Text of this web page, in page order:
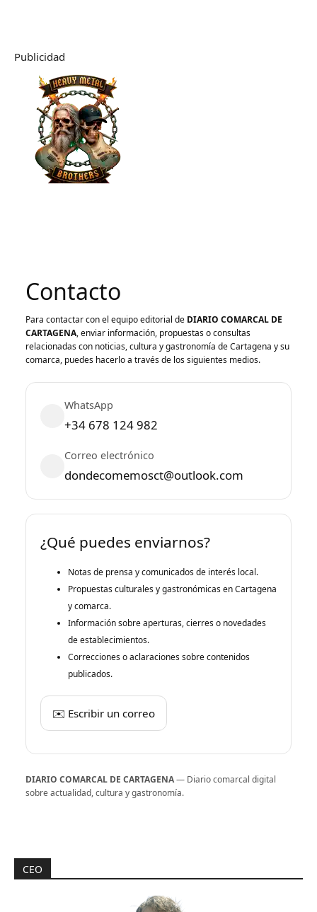
Publicidad
Contacto
Para contactar con el equipo editorial de DIARIO COMARCAL DE
CARTAGENA, enviar información, propuestas o consultas
relacionadas con noticias, cultura y gastronomía de Cartagena y su
comarca, puedes hacerlo a través de los siguientes medios.
WhatsApp
+34 678 124 982
Correo electrónico
dondecomemosct@outlook.com
¿Qué puedes enviarnos?
Notas de prensa y comunicados de interés local.
Propuestas culturales y gastronómicas en Cartagena
y comarca.
Información sobre aperturas, cierres o novedades
de establecimientos.
Correcciones o aclaraciones sobre contenidos
publicados.
✉️ Escribir un correo
DIARIO COMARCAL DE CARTAGENA— Diario comarcal digital
sobre actualidad, cultura y gastronomía.
CEO